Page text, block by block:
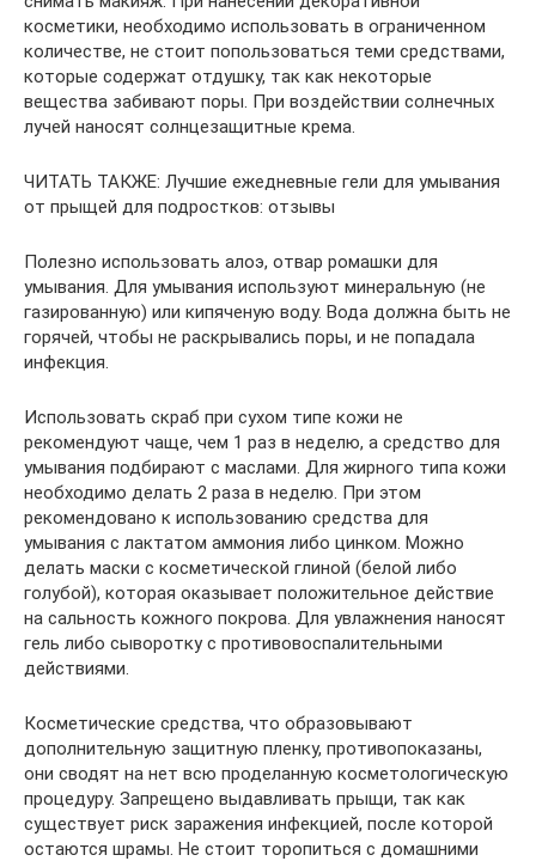
косметики, необходимо использовать в ограниченном
количестве, не стоит попользоваться теми средствами,
которые содержат отдушку, так как некоторые
вещества забивают поры. При воздействии солнечных
лучей наносят солнцезащитные крема.
ЧИТАТЬ ТАКЖЕ: Лучшие ежедневные гели для умывания
от прыщей для подростков: отзывы
Полезно использовать алоэ, отвар ромашки для
умывания. Для умывания используют минеральную (не
газированную) или кипяченую воду. Вода должна быть не
горячей, чтобы не раскрывались поры, и не попадала
инфекция.
Использовать скраб при сухом типе кожи не
рекомендуют чаще, чем 1 раз в неделю, а средство для
умывания подбирают с маслами. Для жирного типа кожи
необходимо делать 2 раза в неделю. При этом
рекомендовано к использованию средства для
умывания с лактатом аммония либо цинком. Можно
делать маски с косметической глиной (белой либо
голубой), которая оказывает положительное действие
на сальность кожного покрова. Для увлажнения наносят
гель либо сыворотку с противовоспалительными
действиями.
Косметические средства, что образовывают
дополнительную защитную пленку, противопоказаны,
они сводят на нет всю проделанную косметологическую
процедуру. Запрещено выдавливать прыщи, так как
существует риск заражения инфекцией, после которой
остаются шрамы. Не стоит торопиться с домашними